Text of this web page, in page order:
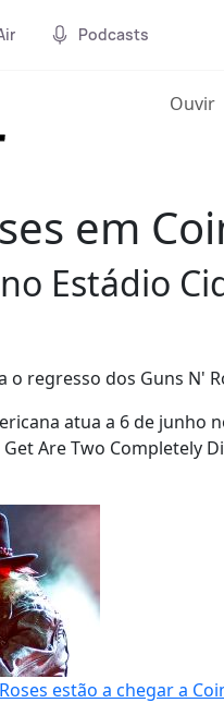
Podcasts
Ouvir
em
Estádio
o regresso dos Guns N'
atua a 6 de junho
Are Two Completely
estão a chegar a